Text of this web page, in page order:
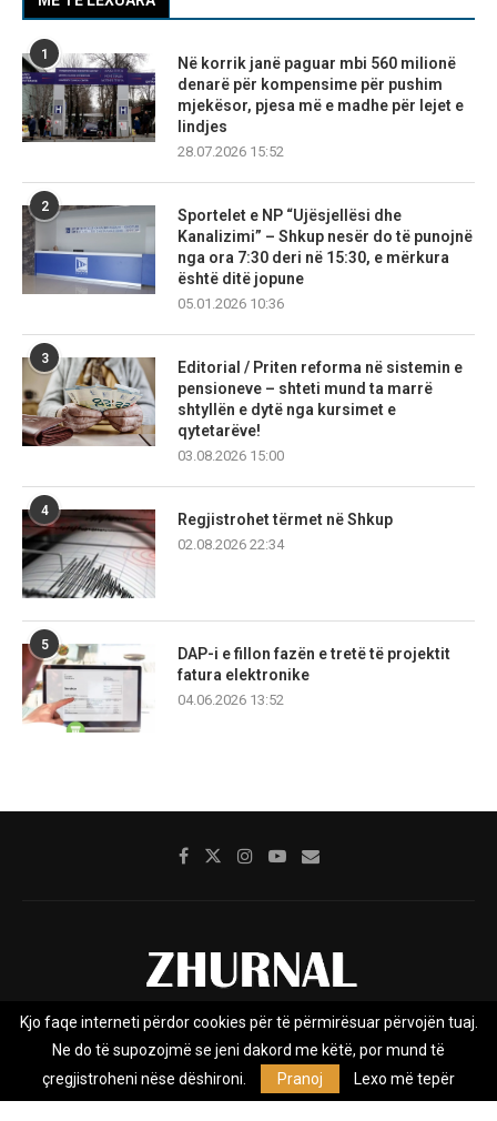
1
Në korrik janë paguar mbi 560 milionë
denarë për kompensime për pushim
mjekësor, pjesa më e madhe për lejet e
lindjes
28.07.2026 15:52
2
Sportelet e NP “Ujësjellësi dhe
Kanalizimi” – Shkup nesër do të punojnë
nga ora 7:30 deri në 15:30, e mërkura
është ditë jopune
05.01.2026 10:36
3
Editorial / Priten reforma në sistemin e
pensioneve – shteti mund ta marrë
shtyllën e dytë nga kursimet e
qytetarëve!
03.08.2026 15:00
4
Regjistrohet tërmet në Shkup
02.08.2026 22:34
5
DAP-i e fillon fazën e tretë të projektit
fatura elektronike
04.06.2026 13:52
Rreth nesh Impresumi Marketing
Privacy Policy
Zhurnal.mk është Agjenci e Lajmeve e pavarur, e themeluar në vitin
Kjo faqe interneti përdor cookies për të përmirësuar përvojën tuaj.
Ne do të supozojmë se jeni dakord me këtë, por mund të
çregjistroheni nëse dëshironi.
Pranoj Lexo më tepër